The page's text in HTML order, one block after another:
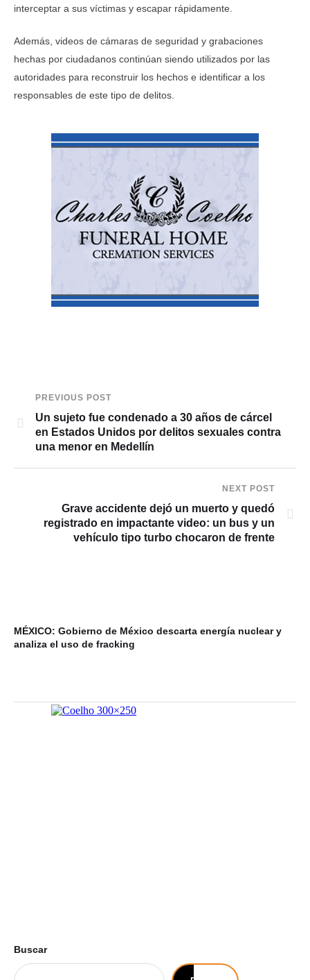
interceptar a sus víctimas y escapar rápidamente.
Además, videos de cámaras de seguridad y grabaciones
hechas por ciudadanos continúan siendo utilizados por las
autoridades para reconstruir los hechos e identificar a los
responsables de este tipo de delitos.
PREVIOUS POST
Un sujeto fue condenado a 30 años de cárcel
en Estados Unidos por delitos sexuales contra
una menor en Medellín
NEXT POST
Grave accidente dejó un muerto y quedó
registrado en impactante video: un bus y un
vehículo tipo turbo chocaron de frente
MÉXICO: Gobierno de México descarta energía nuclear y
analiza el uso de fracking
Buscar